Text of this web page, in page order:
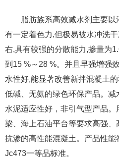
脂肪族系高效减水剂主要以
有一定着色力,但极易被水冲洗
右,具有较强的分散能力,掺量为
到15 %～28 %。并且早强增强
水性好,能显著改善新拌混凝土
低碱、无氨的绿色环保产品。减
水泥适应性好，非引气型产品
梁、海上石油平台等要求高强
抗渗的高性能混凝土。产品性
Jc473一等品标准。